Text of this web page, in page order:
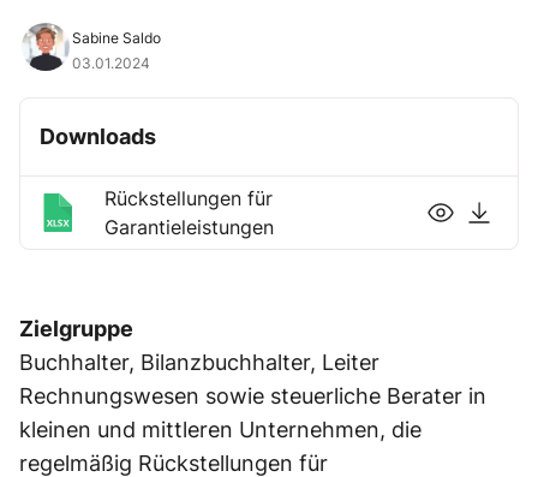
Sabine Saldo
03.01.2024
Downloads
Rückstellungen für
Garantieleistungen
Zielgruppe
Buchhalter, Bilanzbuchhalter, Leiter
Rechnungswesen sowie steuerliche Berater in
kleinen und mittleren Unternehmen, die
regelmäßig Rückstellungen für